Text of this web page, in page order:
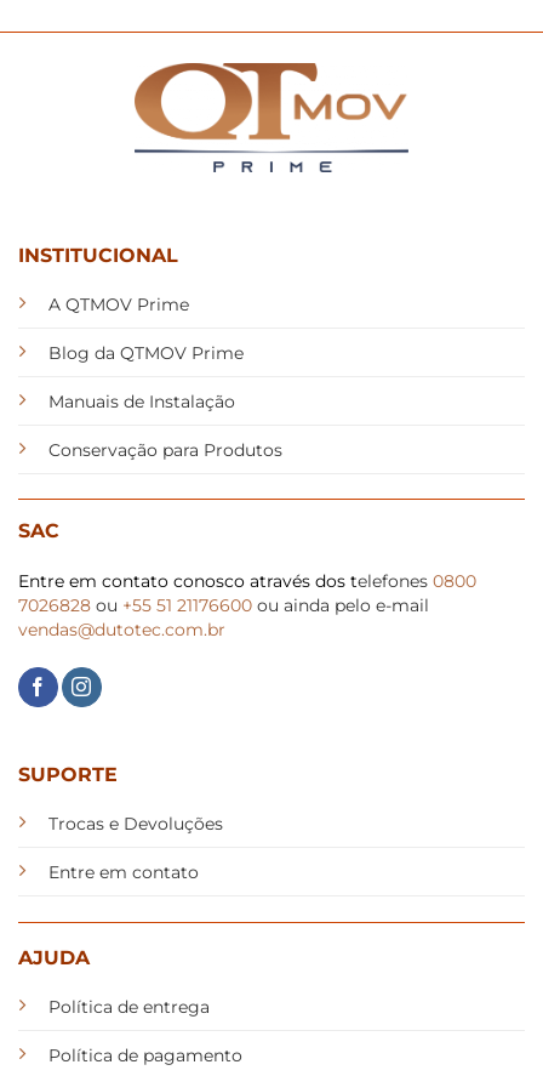
INSTITUCIONAL
A QTMOV Prime
Blog da QTMOV Prime
Manuais de Instalação
Conservação para Produtos
SAC
Entre em contato conosco através dos telefones 0800
7026828 ou +55 51 21176600 ou ainda pelo e-mail
vendas@dutotec.com.br
SUPORTE
Trocas e Devoluções
Entre em contato
AJUDA
Política de entrega
Política de pagamento